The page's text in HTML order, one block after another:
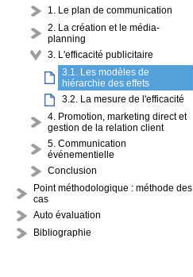
1. Le plan de communication
2. La création et le média-
planning
3. L'efficacité publicitaire
3.1. Les modèles de
hiérarchie des effets
3.2. La mesure de l'efficacité
4. Promotion, marketing direct et
gestion de la relation client
5. Communication
événementielle
Conclusion
Point méthodologique : méthode des
cas
Auto évaluation
Bibliographie